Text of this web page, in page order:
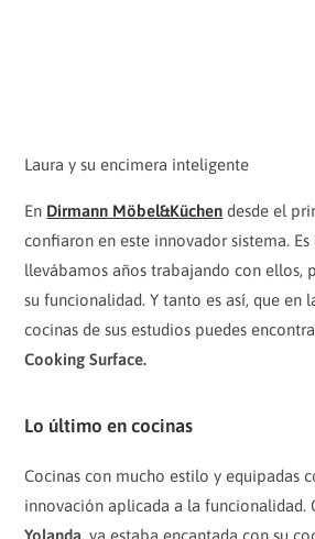
Laura y su encimera inteligente
En Dirmann Möbel&Küchen desde el
confiaron en este innovador sistema.
llevábamos años trabajando con ellos,
su funcionalidad. Y tanto es así, que en
cocinas de sus estudios puedes
Cooking Surface.
Lo último en cocinas
Cocinas con mucho estilo y equipadas
innovación aplicada a la funcionalidad.